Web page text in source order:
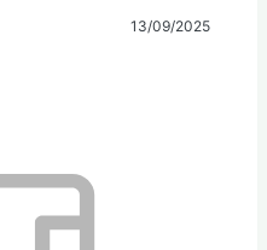
13/09/2025